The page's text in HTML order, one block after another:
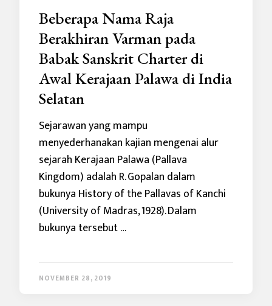
Beberapa Nama Raja
Berakhiran Varman pada
Babak Sanskrit Charter di
Awal Kerajaan Palawa di India
Selatan
Sejarawan yang mampu
menyederhanakan kajian mengenai alur
sejarah Kerajaan Palawa (Pallava
Kingdom) adalah R. Gopalan dalam
bukunya History of the Pallavas of Kanchi
(University of Madras, 1928). Dalam
bukunya tersebut …
NOVEMBER 28, 2019